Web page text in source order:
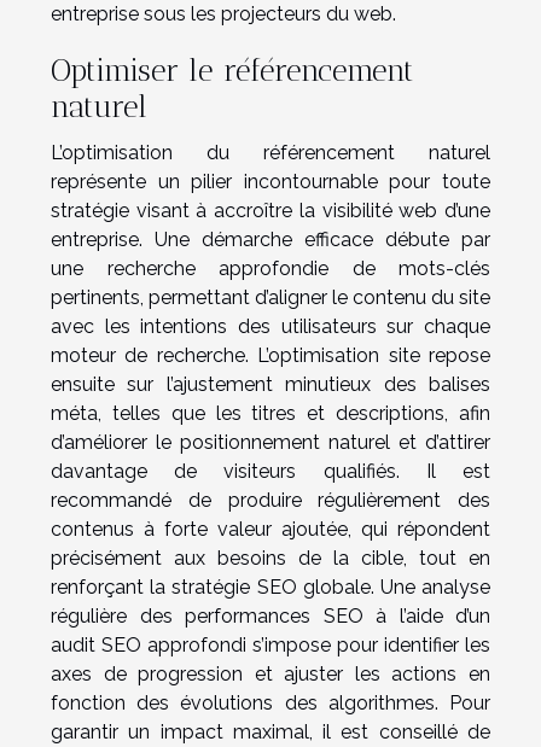
entreprise sous les projecteurs du web.
Optimiser le référencement
naturel
L’optimisation du référencement naturel
représente un pilier incontournable pour toute
stratégie visant à accroître la visibilité web d’une
entreprise. Une démarche efficace débute par
une recherche approfondie de mots-clés
pertinents, permettant d’aligner le contenu du site
avec les intentions des utilisateurs sur chaque
moteur de recherche. L’optimisation site repose
ensuite sur l’ajustement minutieux des balises
méta, telles que les titres et descriptions, afin
d’améliorer le positionnement naturel et d’attirer
davantage de visiteurs qualifiés. Il est
recommandé de produire régulièrement des
contenus à forte valeur ajoutée, qui répondent
précisément aux besoins de la cible, tout en
renforçant la stratégie SEO globale. Une analyse
régulière des performances SEO à l’aide d’un
audit SEO approfondi s’impose pour identifier les
axes de progression et ajuster les actions en
fonction des évolutions des algorithmes. Pour
garantir un impact maximal, il est conseillé de